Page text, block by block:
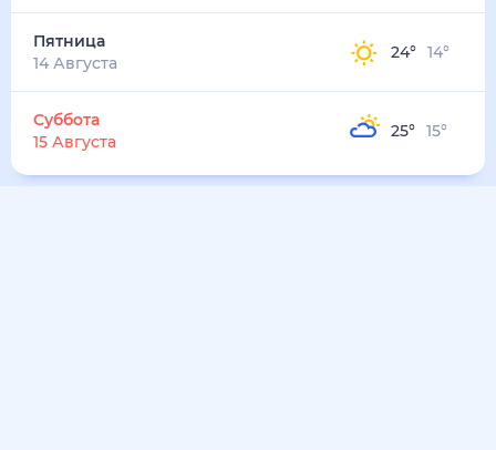
Пятница
14 Августа
24° 14°
Суббота
15 Августа
25° 15°